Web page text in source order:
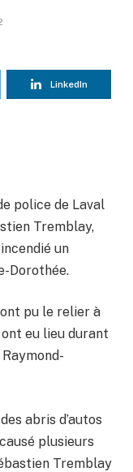
LinkedIn
police de Laval
Tremblay,
un
Dorothée.
pu le relier à
eu lieu durant
abris d’autos
plusieurs
Tremblay